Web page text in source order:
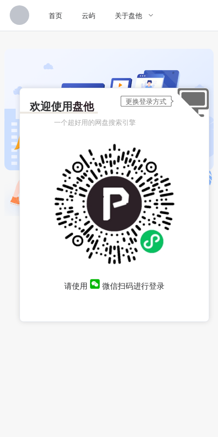
首页 云屿 关于盘他
欢迎使用盘他
一个超好用的网盘搜索引擎
请使用 微信扫码进行登录